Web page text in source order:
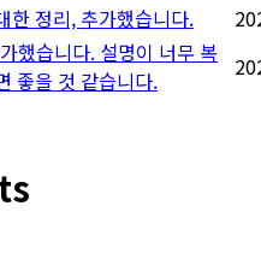
정리, 추가했습니다.
했습니다. 설명이 너무 복
좋을 것 같습니다.